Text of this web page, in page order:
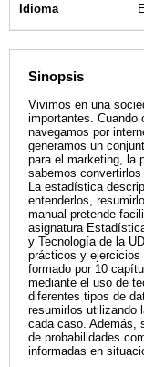
Idioma
Sinopsis
Vivimos en una
importantes. Cuando
navegamos por
generamos un
para el marketing, la
sabemos
La estadística
entenderlos,
manual pretende
asignatura
y Tecnología de la
prácticos y ejercicios
formado por 10
mediante el uso de
diferentes tipos de
resumirlos utilizando
cada caso. Además,
de probabilidades
informadas en